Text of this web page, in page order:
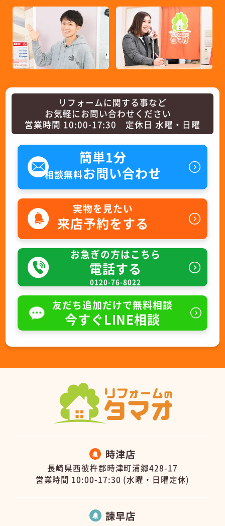
リフォームに関する事など
お気軽にお問い合わせください
営業時間 10:00-17:30 定休日 水曜・日曜
簡単1分
相談無料お問い合わせ
実物を見たい
来店予約をする
お急ぎの方はこちら
電話する
0120-76-8022
友だち追加だけで無料相談
今すぐLINE相談
時津店
長崎県西彼杵郡時津町浦郷428-17
営業時間 10:00-17:30 (水曜・日曜定休)
諫早店